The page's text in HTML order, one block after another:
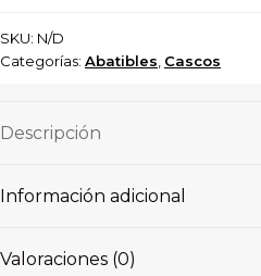
SKU: N/D
Categorías: Abatibles Cascos
Descripción
Información adicional
Valoraciones (0)